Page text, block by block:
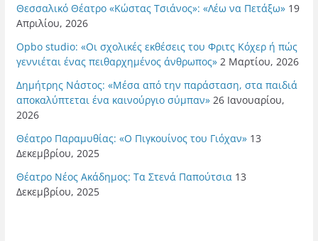
Θεσσαλικό Θέατρο «Κώστας Τσιάνος»: «Λέω να Πετάξω» 19
Απριλίου, 2026
Opbo studio: «Οι σχολικές εκθέσεις του Φριτς Κόχερ ή πώς
γεννιέται ένας πειθαρχημένος άνθρωπος» 2 Μαρτίου, 2026
Δημήτρης Νάστος: «Μέσα από την παράσταση, στα παιδιά
αποκαλύπτεται ένα καινούργιο σύμπαν» 26 Ιανουαρίου,
2026
Θέατρο Παραμυθίας: «Ο Πιγκουίνος του Γιόχαν» 13
Δεκεμβρίου, 2025
Θέατρο Νέος Ακάδημος: Τα Στενά Παπούτσια 13
Δεκεμβρίου, 2025